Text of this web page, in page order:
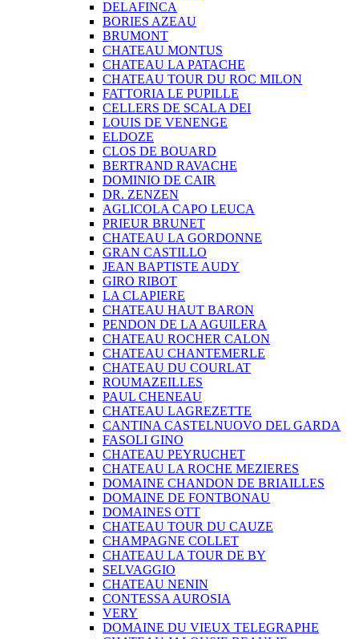
DELAFINCA
BORIES AZEAU
BRUMONT
CHATEAU MONTUS
CHATEAU LA PATACHE
CHATEAU TOUR DU ROC MILON
FATTORIA LE PUPILLE
CELLERS DE SCALA DEI
LOUIS DE VENENGE
ELDOZE
CLOS DE BOUARD
BERTRAND RAVACHE
DOMINIO DE CAIR
DR. ZENZEN
AGLICOLA CAPO LEUCA
PRIEUR BRUNET
CHATEAU LA GORDONNE
GRAN CASTILLO
JEAN BAPTISTE AUDY
GIRO RIBOT
LA CLAPIERE
CHATEAU HAUT BARON
PENDON DE LA AGUILERA
CHATEAU ROCHER CALON
CHATEAU CHANTEMERLE
CHATEAU DU COURLAT
ROUMAZEILLES
PAUL CHENEAU
CHATEAU LAGREZETTE
CANTINA CASTELNUOVO DEL GARDA
FASOLI GINO
CHATEAU PEYRUCHET
CHATEAU LA ROCHE MEZIERES
DOMAINE CHANDON DE BRIAILLES
DOMAINE DE FONTBONAU
DOMAINES OTT
CHATEAU TOUR DU CAUZE
CHAMPAGNE COLLET
CHATEAU LA TOUR DE BY
SELVAGGIO
CHATEAU NENIN
CONTESSA AUROSIA
VERY
DOMAINE DU VIEUX TELEGRAPHE